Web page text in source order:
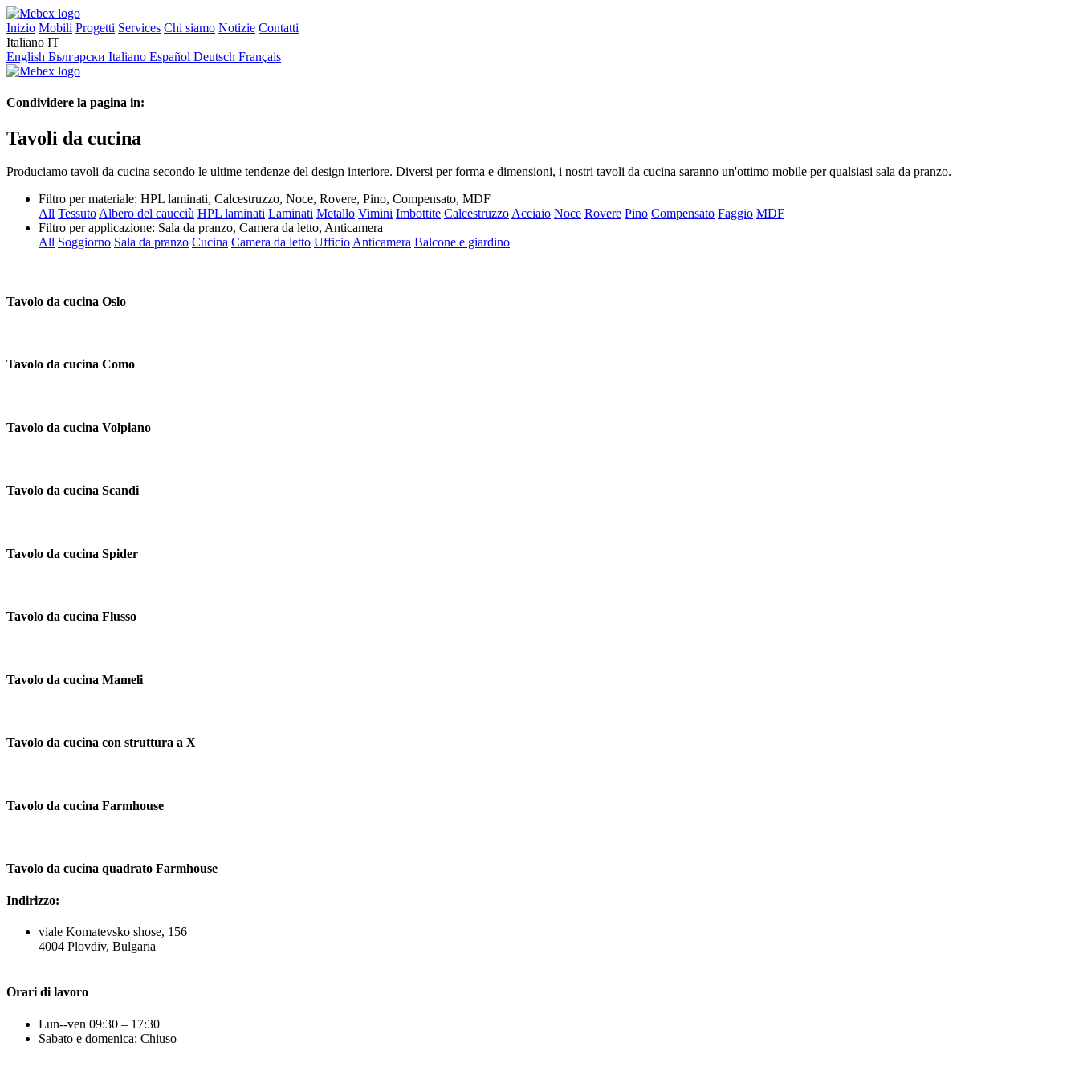
Inizio Mobili Progetti Services Chi siamo Notizie Contatti
Italiano IT
English Български Italiano Español Deutsch Français
Condividere la pagina in:
Tavoli da cucina
Produciamo tavoli da cucina secondo le ultime tendenze del design interiore. Diversi per forma e dimensioni, i nostri tavoli da cucina saranno un'ottimo mobile per qualsiasi sala da pranzo.
Filtro per materiale: HPL laminati, Calcestruzzo, Noce, Rovere, Pino, Compensato, MDF
All TessutoAlbero del caucciù HPL laminati Laminati Metallo Vimini Imbottite CalcestruzzoAcciaio Noce Rovere Pino Compensato Faggio MDF
Filtro per applicazione: Sala da pranzo, Camera da letto, Anticamera
All Soggiorno Sala da pranzo Cucina Camera da letto UfficioAnticamera Balcone e giardino
Tavolo da cucina Oslo
Tavolo da cucina Como
Tavolo da cucina Volpiano
Tavolo da cucina Scandi
Tavolo da cucina Spider
Tavolo da cucina Flusso
Tavolo da cucina Mameli
Tavolo da cucina con struttura a X
Tavolo da cucina Farmhouse
Tavolo da cucina quadrato Farmhouse
Indirizzo:
viale Komatevsko shose, 156
4004 Plovdiv, Bulgaria
Orari di lavoro
Lun--ven 09:30 – 17:30
Sabato e domenica: Chiuso